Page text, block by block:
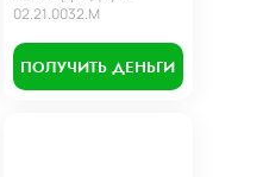
02.21.0032.М
ПОЛУЧИТЬ ДЕНЬГИ